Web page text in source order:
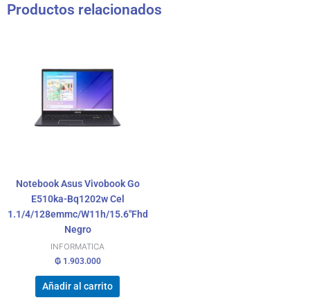
Productos relacionados
Notebook Asus Vivobook Go
E510ka-Bq1202w Cel
1.1/4/128emmc/W11h/15.6″Fhd
Negro
INFORMATICA
₲1.903.000
Añadir al carrito